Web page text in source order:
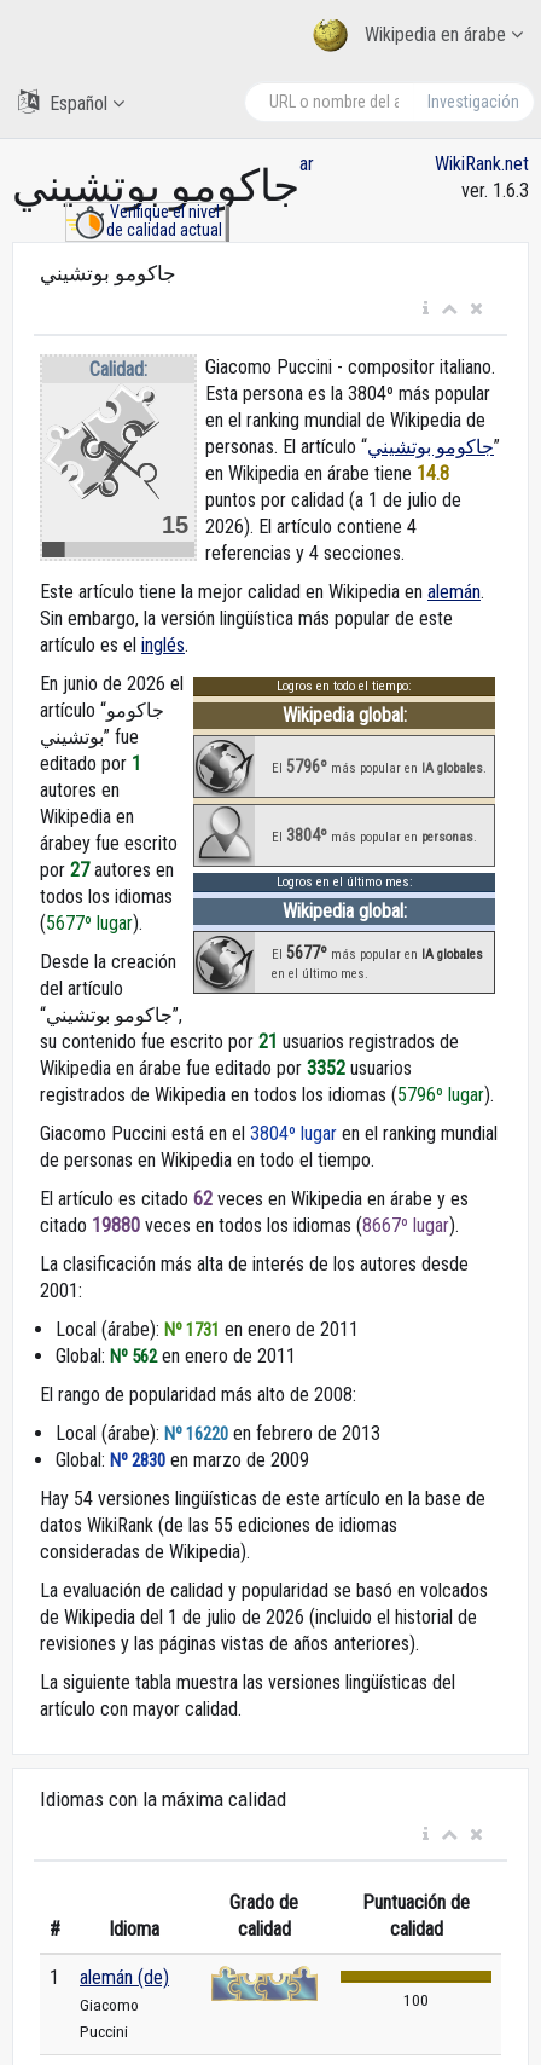
Wikipedia en árabe
Investigación
Español
جاكومو بوتشينيar
Verifique el nivel
de calidad actual
WikiRank.net
ver. 1.6.3
جاكومو بوتشيني
Calidad:
15
Giacomo Puccini - compositor italiano.
Esta persona es la 3804º más popular
en el ranking mundial de Wikipedia de
personas. El artículo “جاكومو بوتشيني”
en Wikipedia en árabe tiene 14.8
puntos por calidad (a 1 de julio de
2026). El artículo contiene 4
referencias y 4 secciones.
Este artículo tiene la mejor calidad en Wikipedia en alemán.
Sin embargo, la versión lingüística más popular de este
artículo es el inglés.
Logros en todo el tiempo:
Wikipedia global:
El 5796º más popular en IA globales
El 3804º más popular en personas
Logros en el último mes:
Wikipedia global:
El 5677º más popular en IA globales
en el último mes.
En junio de 2026 el
artículo “جاكومو
بوتشيني” fue
editado por 1
autores en
Wikipedia en
árabey fue escrito
por 27autores en
todos los idiomas
(5677º lugar).
Desde la creación
del artículo
“جاكومو بوتشيني”,
su contenido fue escrito por 21 usuarios registrados de
Wikipedia en árabe fue editado por 3352 usuarios
registrados de Wikipedia en todos los idiomas (5796º lugar).
Giacomo Puccini está en el 3804º lugar en el ranking mundial
de personas en Wikipedia en todo el tiempo.
El artículo es citado 62 veces en Wikipedia en árabe y es
citado 19880 veces en todos los idiomas (8667º lugar).
La clasificación más alta de interés de los autores desde
2001:
Local (árabe): Nº 1731 en enero de 2011
Global: Nº 562en enero de 2011
El rango de popularidad más alto de 2008:
Local (árabe): Nº 16220 en febrero de 2013
Global: Nº 2830 en marzo de 2009
Hay 54 versiones lingüísticas de este artículo en la base de
datos WikiRank (de las 55 ediciones de idiomas
consideradas de Wikipedia).
La evaluación de calidad y popularidad se basó en volcados
de Wikipedia del 1 de julio de 2026 (incluido el historial de
revisiones y las páginas vistas de años anteriores).
La siguiente tabla muestra las versiones lingüísticas del
artículo con mayor calidad.
Idiomas con la máxima calidad
# Idioma
Grado de
calidad
Puntuación de
calidad
1 alemán (de)
Giacomo
Puccini
100